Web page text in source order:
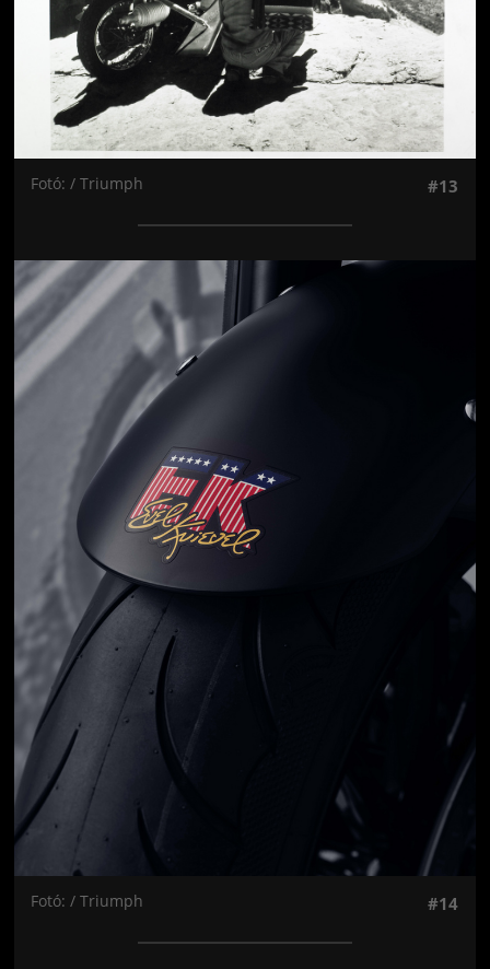
Fotó: / Triumph #13
Jön még kép!
Fotó: / Triumph #14